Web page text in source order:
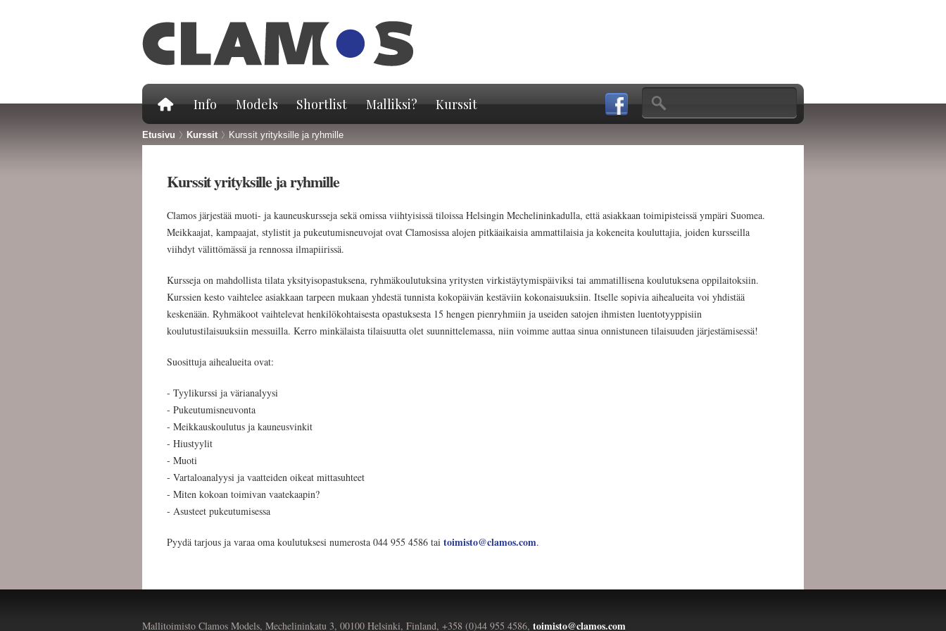
Info Models Shortlist Malliksi? Kurssit Hakulomake
Etsi
Etusivu > Kurssit> Kurssit yrityksille ja ryhmille
Kurssit yrityksille ja ryhmille
Clamos järjestää muoti- ja kauneuskursseja sekä omissa viihtyisissä tiloissa Helsingin Mechelininkadulla, että asiakkaan toimipisteissä ympäri Suomea.
Meikkaajat, kampaajat, stylistit ja pukeutumisneuvojat ovat Clamosissa alojen pitkäaikaisia ammattilaisia ja kokeneita kouluttajia, joiden kursseilla
viihdyt välittömässä ja rennossa ilmapiirissä.
Kursseja on mahdollista tilata yksityisopastuksena, ryhmäkoulutuksina yritysten virkistäytymispäiviksi tai ammatillisena koulutuksena oppilaitoksiin.
Kurssien kesto vaihtelee asiakkaan tarpeen mukaan yhdestä tunnista kokopäivän kestäviin kokonaisuuksiin. Itselle sopivia aihealueita voi yhdistää
keskenään. Ryhmäkoot vaihtelevat henkilökohtaisesta opastuksesta 15 hengen pienryhmiin ja useiden satojen ihmisten luentotyyppisiin
koulutustilaisuuksiin messuilla. Kerro minkälaista tilaisuutta olet suunnittelemassa, niin voimme auttaa sinua onnistuneen tilaisuuden järjestämisessä!
Suosittuja aihealueita ovat:
- Tyylikurssi ja värianalyysi
- Pukeutumisneuvonta
- Meikkauskoulutus ja kauneusvinkit
- Hiustyylit
- Muoti
- Vartaloanalyysi ja vaatteiden oikeat mittasuhteet
- Miten kokoan toimivan vaatekaapin?
- Asusteet pukeutumisessa
Pyydä tarjous ja varaa oma koulutuksesi numerosta 044 955 4586 tai toimisto@clamos.com.
Mallitoimisto Clamos Models, Mechelininkatu 3, 00100 Helsinki, Finland, +358 (0)44 955 4586, toimisto@clamos.com